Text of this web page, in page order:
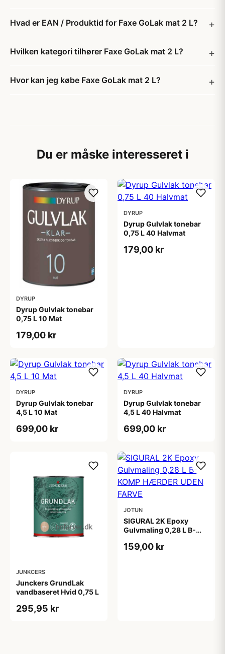
Hvad er EAN / Produktid for Faxe GoLak mat 2 L?
Hvilken kategori tilhører Faxe GoLak mat 2 L?
Hvor kan jeg købe Faxe GoLak mat 2 L?
Du er måske interesseret i
DYRUP
Dyrup Gulvlak tonebar
0,75 L 10 Mat
179,00 kr
DYRUP
Dyrup Gulvlak tonebar
0,75 L 40 Halvmat
179,00 kr
DYRUP
Dyrup Gulvlak tonebar
4,5 L 10 Mat
699,00 kr
DYRUP
Dyrup Gulvlak tonebar
4,5 L 40 Halvmat
699,00 kr
JUNKCERS
Junckers GrundLak
vandbaseret Hvid 0,75 L
295,95 kr
JOTUN
SIGURAL 2K Epoxy
Gulvmaling 0,28 L B-
FARVE
159,00 kr